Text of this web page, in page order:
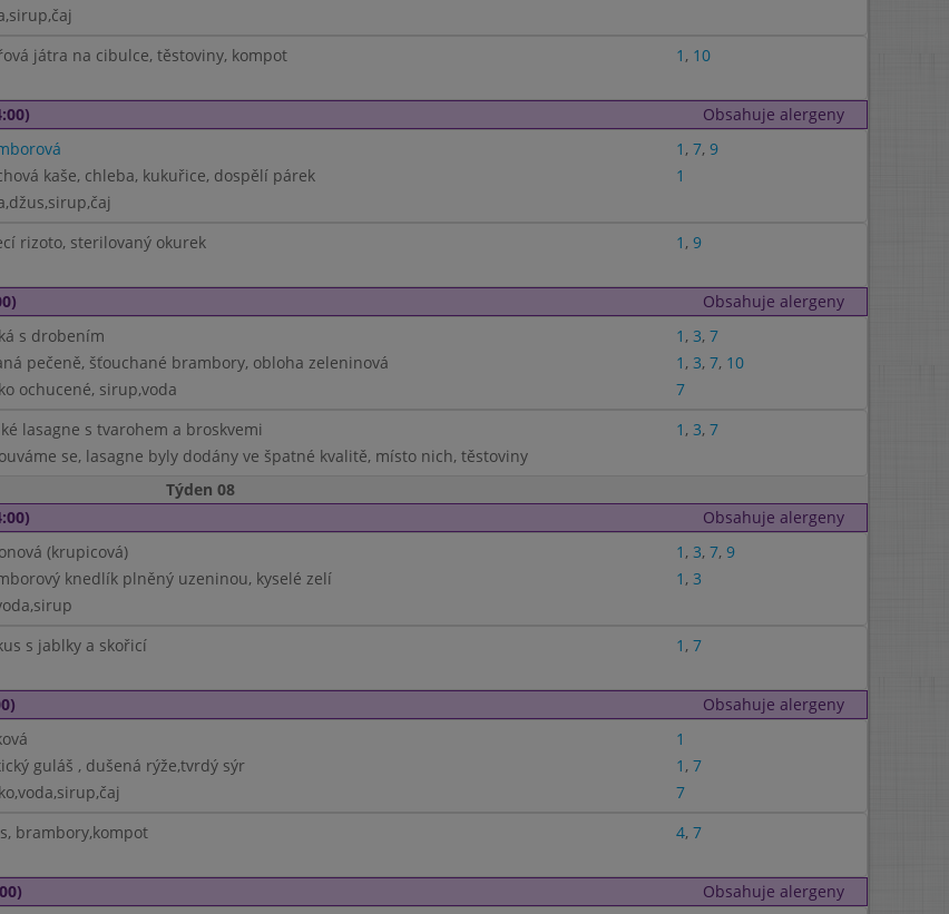
játra na cibulce, těstoviny, kompot 1 , 10
Obsahuje alergeny
1 , 7, 9
kaše, chleba, kukuřice, dospělí párek
1
rizoto, sterilovaný okurek 1 , 9
Obsahuje alergeny
s drobením 1 , 3, 7
pečeně, šťouchané brambory, obloha zeleninová 1 , 3, 7, 10
ochucené, sirup,voda 7
lasagne s tvarohem a broskvemi 1 , 3, 7
se, lasagne byly dodány ve špatné kvalitě, místo nich, těstoviny
Týden 08
Obsahuje alergeny
(krupicová) 1 , 3, 7, 9
knedlík plněný uzeninou, kyselé zelí 1 , 3
s jablky a skořicí 1 , 7
Obsahuje alergeny
1
guláš , dušená rýže,tvrdý sýr 1 , 7
7
brambory,kompot 4, 7
Obsahuje alergeny